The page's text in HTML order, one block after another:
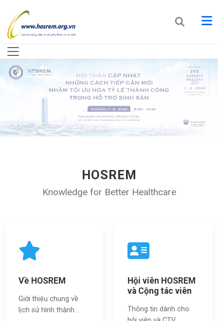
HOSREM
Knowledge for Better Healthcare
Về HOSREM
Giới thiệu chung về
lịch sử hình thành...
Hội viên HOSREM
và Cộng tác viên
Thông tin dành cho